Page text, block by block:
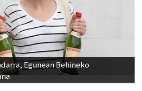
Egunean Behineko